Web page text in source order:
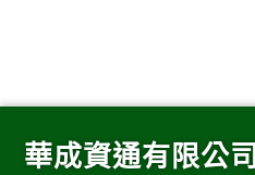
華成資通有限公